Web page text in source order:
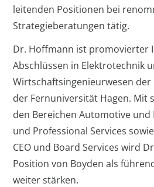
leitenden Positionen bei
Strategieberatungen tätig.
Dr. Hoffmann ist promovierter
Abschlüssen in Elektrotechnik
Wirtschaftsingenieurwesen der
der Fernuniversität Hagen. Mit
den Bereichen Automotive
und Professional Services
CEO und Board Services wird
Position von Boyden als
weiter stärken.